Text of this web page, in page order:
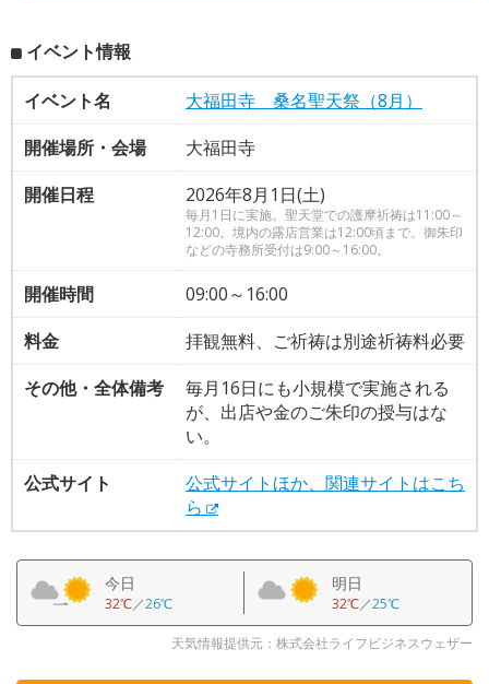
イベント情報
イベント名
大福田寺 桑名聖天祭（8月）
開催場所・会場
大福田寺
開催日程
2026年8月1日(土)
毎月1日に実施。聖天堂での護摩祈祷は11:00～
12:00。境内の露店営業は12:00頃まで。御朱印
などの寺務所受付は9:00～16:00。
開催時間
09:00～16:00
料金
拝観無料、ご祈祷は別途祈祷料必要
その他・全体備考
毎月16日にも小規模で実施される
が、出店や金のご朱印の授与はな
い。
公式サイト
公式サイトほか、関連サイトはこち
ら
今日
32℃／26℃
明日
32℃／25℃
天気情報提供元：株式会社ライフビジネスウェザー